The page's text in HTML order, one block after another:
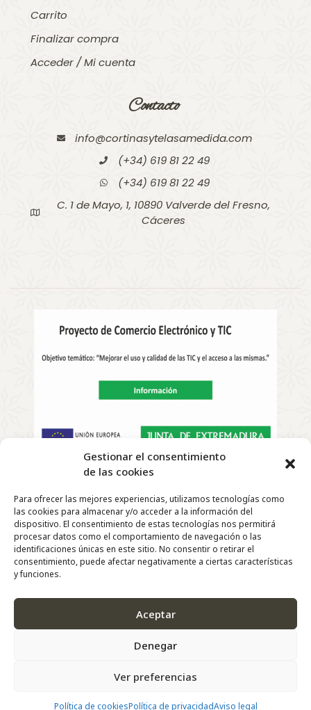
Gestionar el consentimiento
de las cookies
Para ofrecer las mejores experiencias, utilizamos tecnologías como
las cookies para almacenar y/o acceder a la información del
dispositivo. El consentimiento de estas tecnologías nos permitirá
procesar datos como el comportamiento de navegación o las
identificaciones únicas en este sitio. No consentir o retirar el
consentimiento, puede afectar negativamente a ciertas características
y funciones.
Aceptar
Denegar
Ver preferencias
Política de cookiesPolítica de privacidadAviso legal
Carrito
Finalizar compra
Acceder / Mi cuenta
Contacto
info@cortinasytelasamedida.com
(+34) 619 81 22 49
(+34) 619 81 22 49
C. 1 de Mayo, 1, 10890 Valverde del Fresno,
Cáceres
reservados |
Diseño y Desarrollo Web deAgencia Marketing
DigitalGrowth®